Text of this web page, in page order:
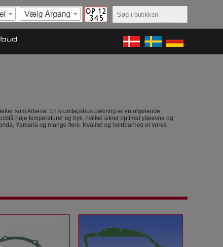
som Athena. En krumtapshus pakning er en afgørende
høje temperaturer og tryk, hvilket sikrer optimal ydeevne og
Yamaha og mange flere. Kvalitet og holdbarhed er vores